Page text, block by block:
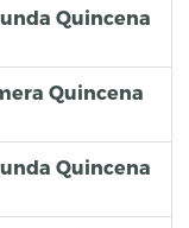
Quincena
Quincena
Quincena